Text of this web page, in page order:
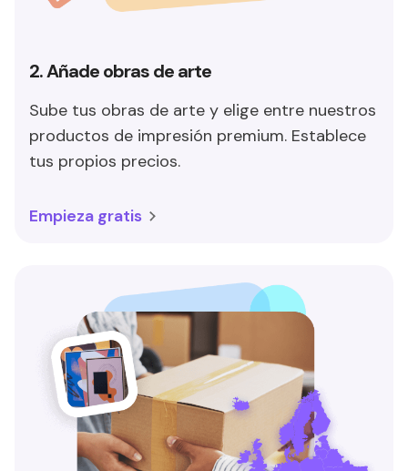
2. Añade obras de arte
Sube tus obras de arte y elige entre nuestros
productos de impresión premium. Establece
tus propios precios.
Empieza gratis